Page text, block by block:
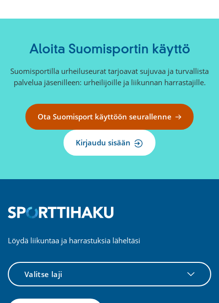
Aloita Suomisportin käyttö
Suomisportilla urheiluseurat tarjoavat sujuvaa ja turvallista
palvelua jäsenilleen: urheilijoille ja liikunnan harrastajille.
Ota Suomisport käyttöön seurallenne
Kirjaudu sisään
Löydä liikuntaa ja harrastuksia läheltäsi
Valitse
laji